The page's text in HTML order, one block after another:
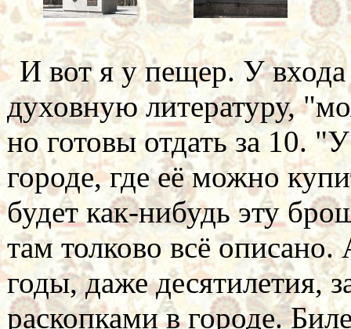
И вот я у пещер. У
духовную литературу,
но готовы отдать за 10.
городе, где её можно
будет как-нибудь эту
там толково всё
годы, даже десятилетия,
раскопками в городе.